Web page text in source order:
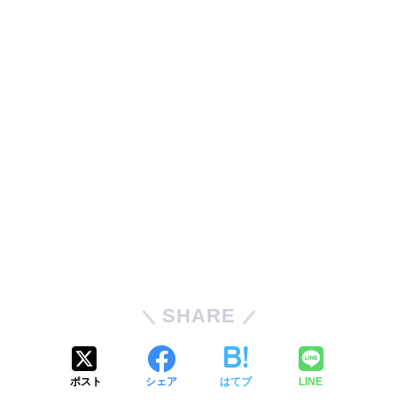
SHARE
ポスト シェア はてブ LINE